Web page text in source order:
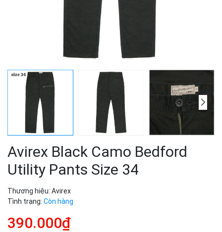
Avirex Black Camo Bedford
Utility Pants Size 34
Thương hiệu: Avirex
Tình trạng: Còn hàng
390.000₫